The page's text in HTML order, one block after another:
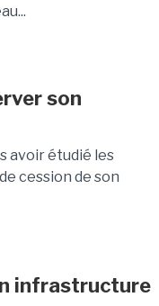
son
avoir étudié les
cession de son
infrastructure